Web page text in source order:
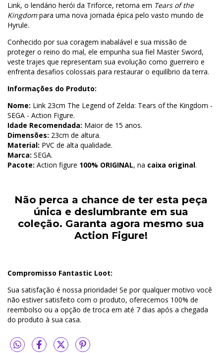
Link, o lendário herói da Triforce, retorna em Tears of the
Kingdompara uma nova jornada épica pelo vasto mundo de
Hyrule.
Conhecido por sua coragem inabalável e sua missão de
proteger o reino do mal, ele empunha sua fiel Master Sword,
veste trajes que representam sua evolução como guerreiro e
enfrenta desafios colossais para restaurar o equilíbrio da terra.
Informações do Produto:
Nome: Link 23cm The Legend of Zelda: Tears of the Kingdom -
SEGA - Action Figure.
Idade Recomendada: Maior de 15 anos.
Dimensões: 23cm de altura.
Material: PVC de alta qualidade.
Marca: SEGA.
Pacote: Action figure 100% ORIGINAL, na caixa original.
Não perca a chance de ter esta peça
única e deslumbrante em sua
coleção. Garanta agora mesmo sua
Action Figure!
Compromisso Fantastic Loot:
Sua satisfação é nossa prioridade! Se por qualquer motivo você
não estiver satisfeito com o produto, oferecemos 100% de
reembolso ou a opção de troca em até 7 dias após a chegada
do produto à sua casa.